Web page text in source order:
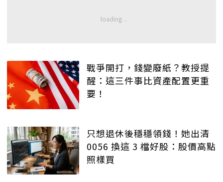
戰爭開打，錢變廢紙？教授提
醒：這三件事比資產配置更重
要！
只想退休後穩穩領錢！她出清
0056 換這 3 檔好股：股價高點
照樣買